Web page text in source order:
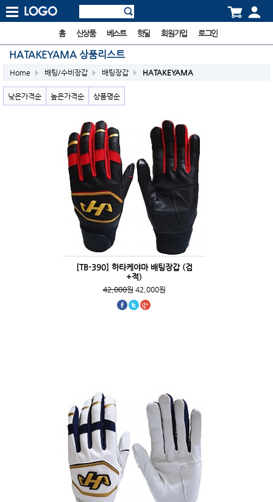
홈 신상품 베스트 핫딜 회원가입 로그인
HATAKEYAMA 상품리스트
Home 배팅/수비장갑 배팅장갑 HATAKEYAMA
낮은가격순 높은가격순 상품명순
[TB-390] 하타케야마 배팅장갑 (검
+적)
42,000원42,000원